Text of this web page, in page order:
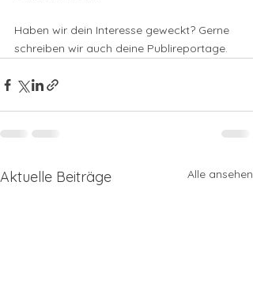
Haben wir dein Interesse geweckt? Gerne
schreiben wir auch deine Publireportage.
Aktuelle Beiträge Alle ansehen